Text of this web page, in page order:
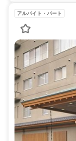
アルバイト・パート